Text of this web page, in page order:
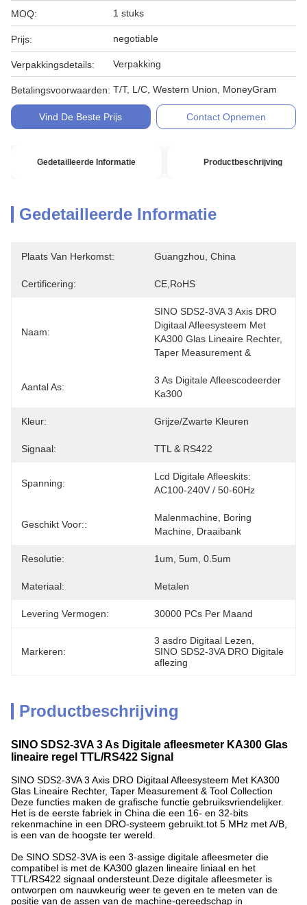
MOQ: 1 stuks
Prijs: negotiable
Verpakkingsdetails: Verpakking
Betalingsvoorwaarden: T/T, L/C, Western Union, MoneyGram
Vind De Beste Prijs Contact Opnemen
Gedetailleerde Informatie Productbeschrijving
Gedetailleerde Informatie
Plaats Van Herkomst: Guangzhou, China
Certificering: CE,RoHS
Naam:
SINO SDS2-3VA 3 Axis DRO
Digitaal Afleesysteem Met
KA300 Glas Lineaire Rechter,
Taper Measurement &
Aantal As:
3 As Digitale Afleescodeerder
Ka300
Kleur: Grijze/zwarte Kleuren
Signaal: TTL & RS422
Spanning:
Lcd Digitale Afleeskits:
AC100-240V / 50-60Hz
Geschikt Voor::
Malenmachine, Boring
Machine, Draaibank
Resolutie: 1um, 5um, 0.5um
Materiaal: Metalen
Levering Vermogen: 30000 PCs Per Maand
Markeren:
3 asdro Digitaal Lezen
SINO SDS2-3VA DRO Digitale
aflezing
Productbeschrijving
SINO SDS2-3VA 3 As Digitale afleesmeter KA300 Glas
lineaire regel TTL/RS422 Signal
SINO SDS2-3VA 3 Axis DRO Digitaal Afleesysteem Met KA300
Glas Lineaire Rechter, Taper Measurement & Tool Collection
Deze functies maken de grafische functie gebruiksvriendelijker.
Het is de eerste fabriek in China die een 16- en 32-bits
rekenmachine in een DRO-systeem gebruikt.tot 5 MHz met A/B,
is een van de hoogste ter wereld.
De SINO SDS2-3VA is een 3-assige digitale afleesmeter die
compatibel is met de KA300 glazen lineaire liniaal en het
TTL/RS422 signaal ondersteunt.Deze digitale afleesmeter is
ontworpen om nauwkeurig weer te geven en te meten van de
positie van de assen van de machine-gereedschap in